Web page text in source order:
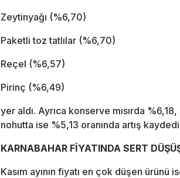
Zeytinyağı (%6,70)
Paketli toz tatlılar (%6,70)
Reçel (%6,57)
Pirinç (%6,49)
yer aldı. Ayrıca konserve mısırda
nohutta ise %5,13 oranında artış
KARNABAHAR FİYATINDA SERT
Kasım ayının fiyatı en çok düşen